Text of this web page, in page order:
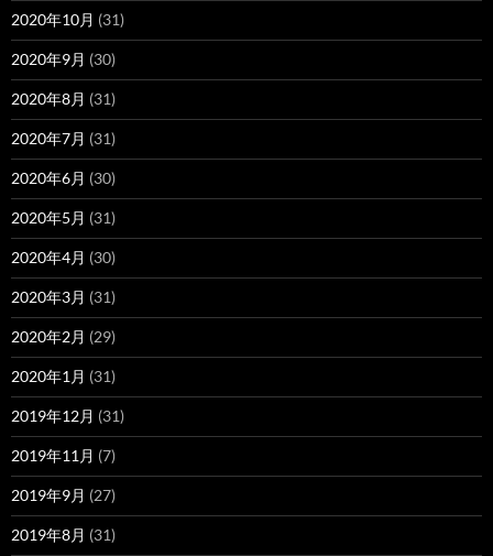
2020年10月 (31)
2020年9月 (30)
2020年8月 (31)
2020年7月 (31)
2020年6月 (30)
2020年5月 (31)
2020年4月 (30)
2020年3月 (31)
2020年2月 (29)
2020年1月 (31)
2019年12月 (31)
2019年11月 (7)
2019年9月 (27)
2019年8月 (31)